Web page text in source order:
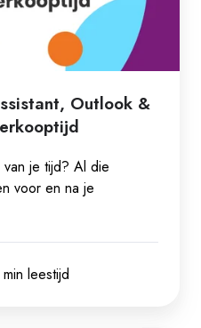
Outlook &
je tijd? Al die
voor en na je
leestijd